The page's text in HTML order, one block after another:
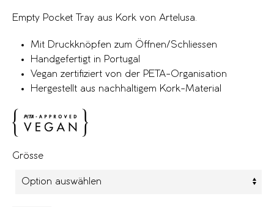
Empty Pocket Tray aus Kork von Artelusa.
Mit Druckknöpfen zum Öffnen/Schliessen
Handgefertigt in Portugal
Vegan zertifiziert von der PETA-Organisation
Hergestellt aus nachhaltigem Kork-Material
Grösse